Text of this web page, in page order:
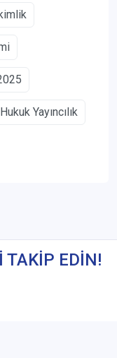
Yayıncılık
TAKİP EDİN!